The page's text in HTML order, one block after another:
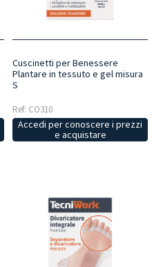
Cuscinetti per Benessere
Plantare in tessuto e gel misura
S
Ref: CO310
Accedi per conoscere i prezzi
e acquistare